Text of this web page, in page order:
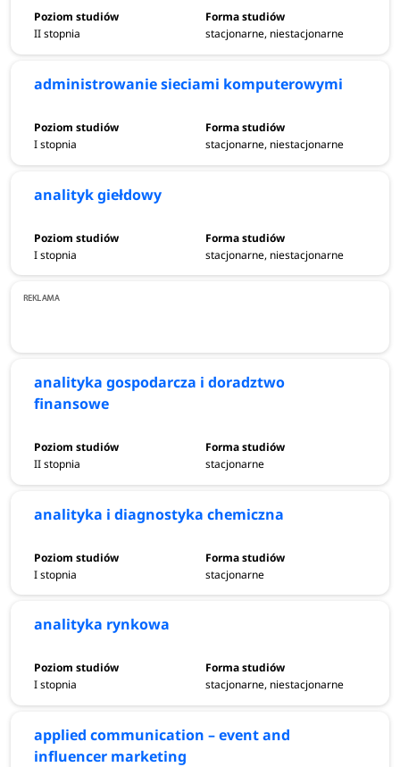
II stopnia stacjonarne, niestacjonarne
administrowanie sieciami komputerowymi
I stopnia stacjonarne, niestacjonarne
analityk giełdowy
I stopnia stacjonarne, niestacjonarne
analityka gospodarcza i doradztwo
finansowe
II stopnia stacjonarne
analityka i diagnostyka chemiczna
I stopnia stacjonarne
analityka rynkowa
I stopnia stacjonarne, niestacjonarne
applied communication – event and
influencer marketing